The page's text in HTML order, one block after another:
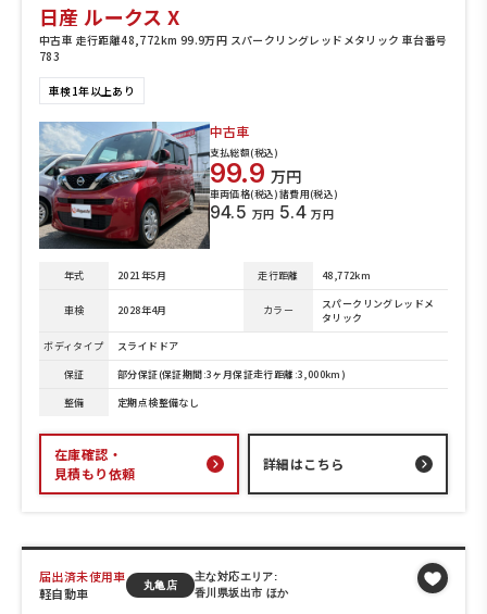
日産 ルークス X
中古車 走行距離48,772km 99.9万円 スパークリングレッドメタリック 車台番号
783
車検1年以上あり
中古車
支払総額(税込)
99.9 万円
車両価格(税込)
94.5 万円
諸費用(税込)
5.4 万円
年式 2021年5月 走行距離 48,772km
車検 2028年4月 カラー
スパークリングレッドメ
タリック
ボディタイプ
スライドドア
保証
部分保証(保証期間:3ヶ月保証走行距離:3,000km)
整備
定期点検整備なし
在庫確認・
見積もり依頼
詳細はこちら
届出済未使用車
軽自動車
丸亀店
主な対応エリア:
香川県坂出市 ほか